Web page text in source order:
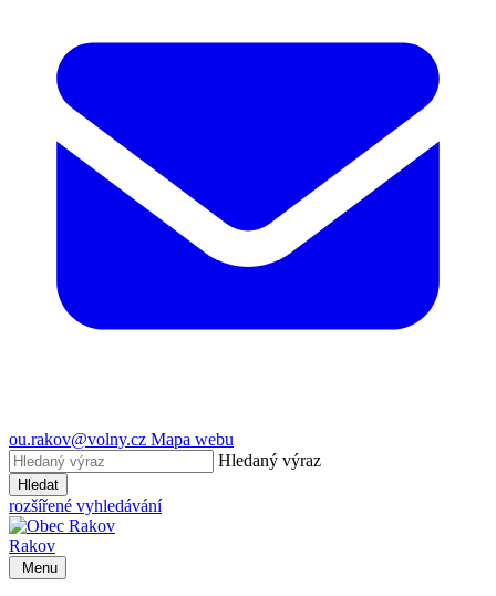
ou.rakov@volny.cz Mapa webu
Hledaný výraz
Hledat
rozšířené vyhledávání
Rakov
Menu